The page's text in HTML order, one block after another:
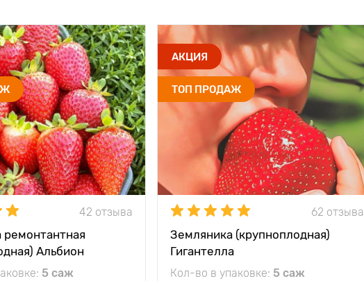
42 отзыва
Альбион
5 саж
АКЦИЯ
ТОП ПРОДАЖ
62 отзыва
Земляника (крупноплодная)
Гигантелла
Кол-во в упаковке: 5 саж